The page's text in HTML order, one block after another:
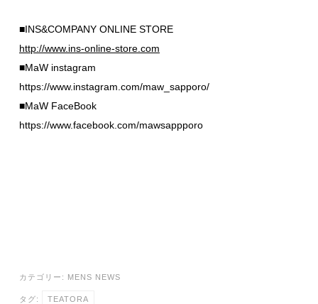
■INS&COMPANY ONLINE STORE
http://www.ins-online-store.com
■MaW instagram
https://www.instagram.com/maw_sapporo/
■MaW FaceBook
https://www.facebook.com/mawsappporo
カテゴリー: MENS NEWS
タグ: TEATORA